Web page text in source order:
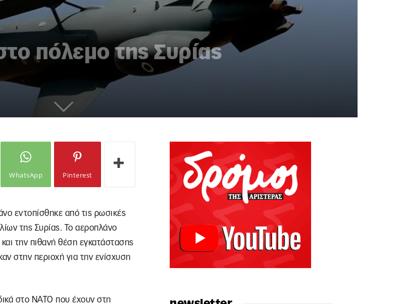
πόλεμο της Συρίας
WhatsApp Pinterest
εντοπίσθηκε από τις ρωσικές
της Συρίας. Το αεροπλάνο
την πιθανή θέση εγκατάστασης
στην περιοχή για την ενίσχυση
στο ΝΑΤΟ που έχουν στη